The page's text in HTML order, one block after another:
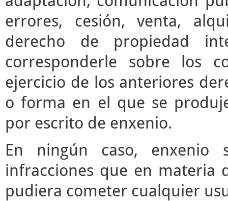
errores, cesión, venta,
derecho de propiedad
corresponderle sobre los
ejercicio de los anteriores
o forma en el que se
por escrito de enxenio.
En ningún caso, enxenio
infracciones que en materia
pudiera cometer cualquier